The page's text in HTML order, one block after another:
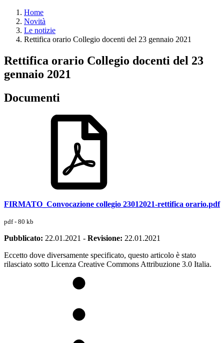
Home
Novità
Le notizie
Rettifica orario Collegio docenti del 23 gennaio 2021
Rettifica orario Collegio docenti del 23
gennaio 2021
Documenti
FIRMATO_Convocazione collegio 23012021-rettifica orario.pdf
pdf - 80 kb
Pubblicato: 22.01.2021 - Revisione: 22.01.2021
Eccetto dove diversamente specificato, questo articolo è stato
rilasciato sotto Licenza Creative Commons Attribuzione 3.0 Italia.